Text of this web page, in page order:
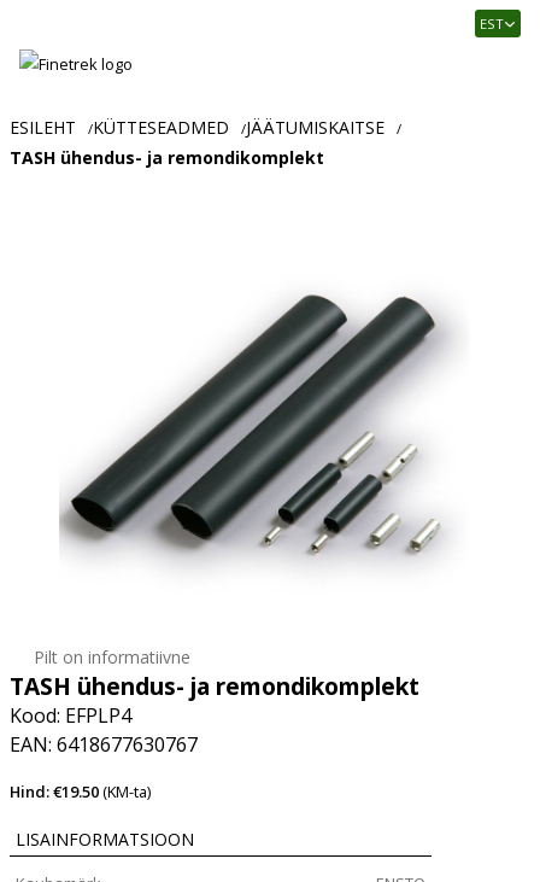
Usaldusväärne
ja
tööstusautomaatika
EST
ESILEHT /KÜTTESEADMED /JÄÄTUMISKAITSE /
TASH ühendus- ja remondikomplekt
Pilt on informatiivne
TASH ühendus- ja remondikomplekt
Kood: EFPLP4
EAN: 6418677630767
Hind: €19.50(KM-ta)
LISAINFORMATSIOON